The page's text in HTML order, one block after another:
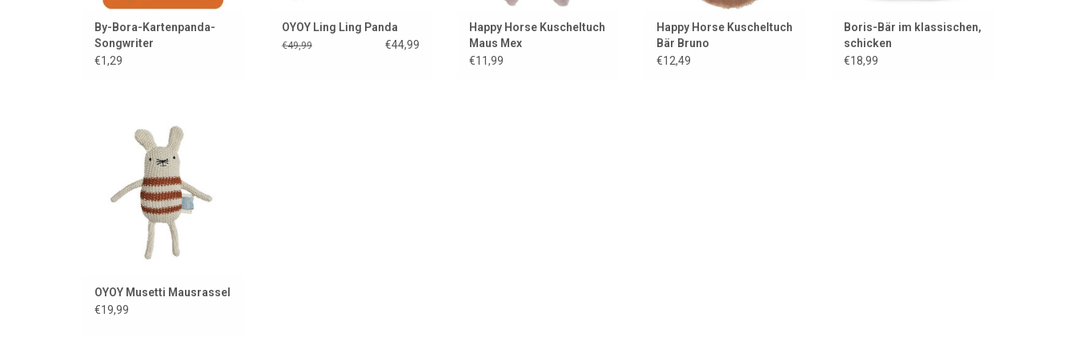
By-Bora-Kartenpanda-
Songwriter
€1,29
OYOY Ling Ling Panda
€49,99 €44,99
Happy Horse Kuscheltuch
Maus Mex
€11,99
Happy Horse Kuscheltuch
Bär Bruno
€12,49
Boris-Bär im klassischen,
schicken
Hahnentrittmuster
€18,99
dänischen Marke OYOY
ZUM WARENKORB HINZUFÜGEN
OYOY Musetti Mausrassel
€19,99